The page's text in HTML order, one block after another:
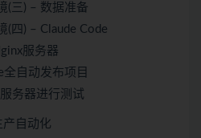
(三) – 数据准备
(四) – Claude Code
服务器
自动发布项目
务器进行测试
自动化